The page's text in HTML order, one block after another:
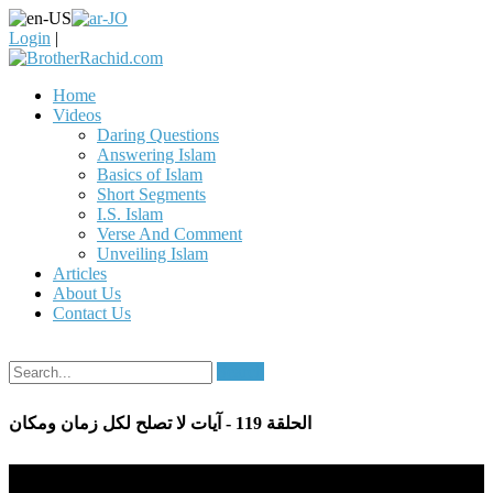
Login |
Home
Videos
Daring Questions
Answering Islam
Basics of Islam
Short Segments
I.S. Islam
Verse And Comment
Unveiling Islam
Articles
About Us
Contact Us
الحلقة 119 - آيات لا تصلح لكل زمان ومكان